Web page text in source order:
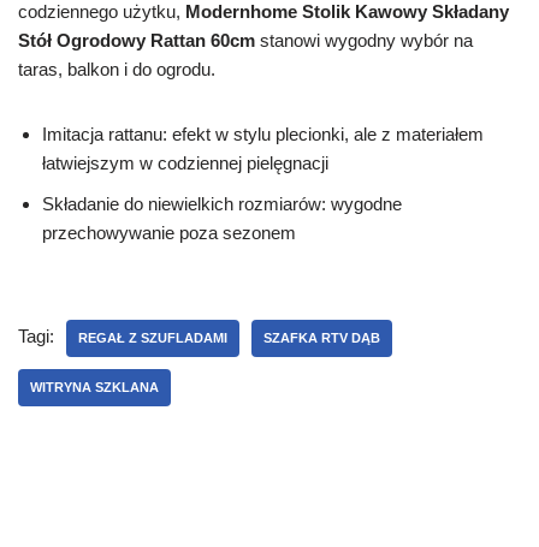
codziennego użytku, Modernhome Stolik Kawowy Składany
Stół Ogrodowy Rattan 60cm stanowi wygodny wybór na
taras, balkon i do ogrodu.
Imitacja rattanu: efekt w stylu plecionki, ale z materiałem
łatwiejszym w codziennej pielęgnacji
Składanie do niewielkich rozmiarów: wygodne
przechowywanie poza sezonem
Tagi: REGAŁ Z SZUFLADAMI SZAFKA RTV DĄB
WITRYNA SZKLANA